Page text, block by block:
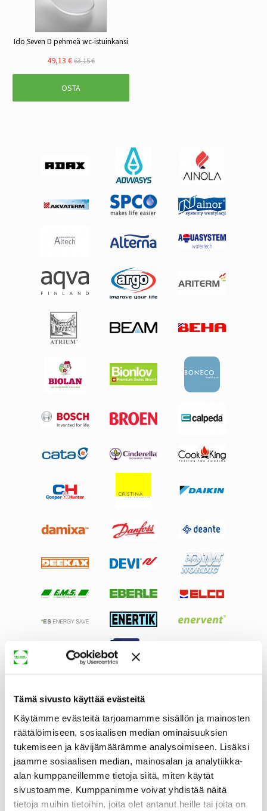
Tämä sivusto käyttää evästeitä
Käytämme evästeitä tarjoamamme sisällön ja mainosten
räätälöimiseen, sosiaalisen median ominaisuuksien
tukemiseen ja kävijämäärämme analysoimiseen. Lisäksi
jaamme sosiaalisen median, mainosalan ja analytiikka-
alan kumppaneillemme tietoja siitä, miten käytät
sivustoamme. Kumppanimme voivat yhdistää näitä
tietoja muihin tietoihin, joita olet antanut heille tai joita on
Ido Seven D pehmeä wc-istuinkansi
49,13 € 63,15 €
OSTA